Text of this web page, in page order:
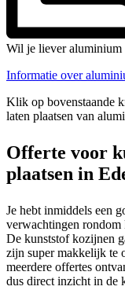
Wil je liever aluminium
Informatie over
Klik op bovenstaande
laten plaatsen van
Offerte voor
plaatsen in
Je hebt inmiddels een
verwachtingen rondom
De kunststof kozijnen
zijn super makkelijk te
meerdere offertes
dus direct inzicht in de